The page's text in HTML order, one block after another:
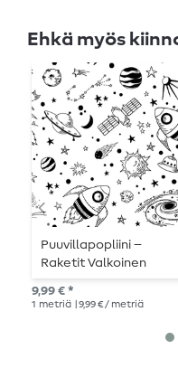
Ehkä myös
Puuvillapopliini –
Raketit Valkoinen
Musta
9,99 € *
1 metriä | 9,99 € / metriä